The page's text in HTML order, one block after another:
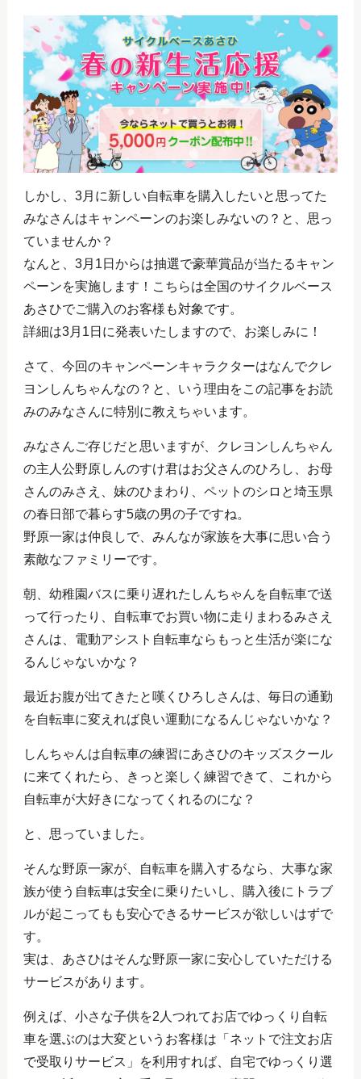
しかし、3月に新しい自転車を購入したいと思ってた
みなさんはキャンペーンのお楽しみないの？と、思っ
ていませんか？
なんと、3月1日からは抽選で豪華賞品が当たるキャン
ペーンを実施します！こちらは全国のサイクルベース
あさひでご購入のお客様も対象です。
詳細は3月1日に発表いたしますので、お楽しみに！
さて、今回のキャンペーンキャラクターはなんでクレ
ヨンしんちゃんなの？と、いう理由をこの記事をお読
みのみなさんに特別に教えちゃいます。
みなさんご存じだと思いますが、クレヨンしんちゃん
の主人公野原しんのすけ君はお父さんのひろし、お母
さんのみさえ、妹のひまわり、ペットのシロと埼玉県
の春日部で暮らす5歳の男の子ですね。
野原一家は仲良しで、みんなが家族を大事に思い合う
素敵なファミリーです。
朝、幼稚園バスに乗り遅れたしんちゃんを自転車で送
って行ったり、自転車でお買い物に走りまわるみさえ
さんは、電動アシスト自転車ならもっと生活が楽にな
るんじゃないかな？
最近お腹が出てきたと嘆くひろしさんは、毎日の通勤
を自転車に変えれば良い運動になるんじゃないかな？
しんちゃんは自転車の練習にあさひのキッズスクール
に来てくれたら、きっと楽しく練習できて、これから
自転車が大好きになってくれるのにな？
と、思っていました。
そんな野原一家が、自転車を購入するなら、大事な家
族が使う自転車は安全に乗りたいし、購入後にトラブ
ルが起こってもも安心できるサービスが欲しいはずで
す。
実は、あさひはそんな野原一家に安心していただける
サービスがあります。
例えば、小さな子供を2人つれてお店でゆっくり自転
車を選ぶのは大変というお客様は「ネットで注文お店
で受取りサービス」を利用すれば、自宅でゆっくり選